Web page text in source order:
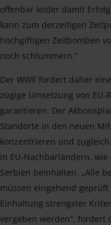
offenbar leider damit
kann zum derzeitigen
hochgiftigen Zeitbomben
noch schlummern.“
Der WWF fordert daher
zügige Umsetzung von
garantieren. Der
Standorte in den neuen
konzentrieren und
in EU-Nachbarländern,
Serbien beinhalten. „Alle
müssen eingehend
Einhaltung strengster
vergeben werden“, fordert